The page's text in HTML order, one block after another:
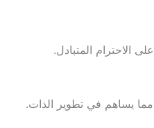
الاحترام المتبادل.
يساهم في تطوير الذات.